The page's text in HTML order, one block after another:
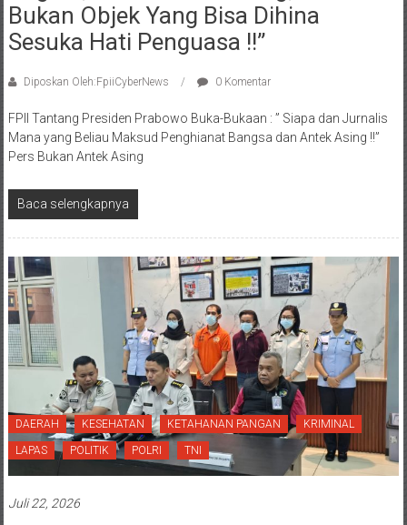
Bukan Objek Yang Bisa Dihina
Sesuka Hati Penguasa !!”
Diposkan Oleh:FpiiCyberNews 0 Komentar
FPII Tantang Presiden Prabowo Buka-Bukaan : ” Siapa dan Jurnalis
Mana yang Beliau Maksud Penghianat Bangsa dan Antek Asing !!”
Pers Bukan Antek Asing
Baca selengkapnya
DAERAH KESEHATAN KETAHANAN PANGAN KRIMINAL
LAPAS POLITIK POLRI TNI
Juli 22, 2026